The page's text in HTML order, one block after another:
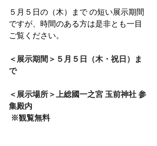
５月５日の（木）まで の短い展示期間
ですが、時間のある方は是非とも一目
ご覧ください。
＜展示期間＞５月５日（木・祝日）ま
で
＜展示場所＞上総國一之宮 玉前神社 参
集殿内
※観覧無料